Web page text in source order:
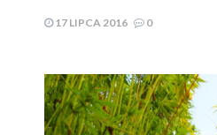
17 LIPCA 2016 0